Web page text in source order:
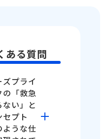
ある質問
ズプライ
の「救急
ない」と
セプト
ような仕